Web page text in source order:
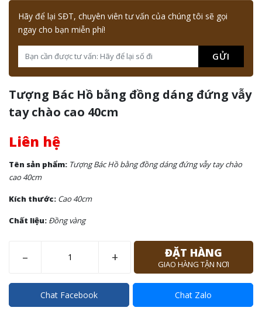
Hãy để lại SĐT, chuyên viên tư vấn của chúng tôi sẽ gọi
ngay cho bạn miễn phí!
GỬI
Tượng Bác Hồ bằng đồng dáng đứng vẫy
tay chào cao 40cm
Liên hệ
Tên sản phẩm: Tượng Bác Hồ bằng đồng dáng đứng vẫy tay chào
cao 40cm
Kích thước: Cao 40cm
Chất liệu: Đồng vàng
– + ĐẶT HÀNG
GIAO HÀNG TẬN NƠI
Chat Facebook Chat Zalo